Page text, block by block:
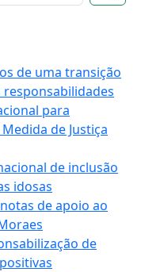
de uma transição
para
de Justiça
de inclusão
idosas
de apoio ao
de